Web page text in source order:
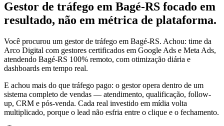
Gestor de tráfego em Bagé-RS focado em
resultado, não em métrica de plataforma.
Você procurou um gestor de tráfego em Bagé-RS. Achou: time da
Arco Digital com gestores certificados em Google Ads e Meta Ads,
atendendo Bagé-RS 100% remoto, com otimização diária e
dashboards em tempo real.
E achou mais do que tráfego pago: o gestor opera dentro de um
sistema completo de vendas — atendimento, qualificação, follow-
up, CRM e pós-venda. Cada real investido em mídia volta
multiplicado, porque o lead não esfria entre o clique e o fechamento.